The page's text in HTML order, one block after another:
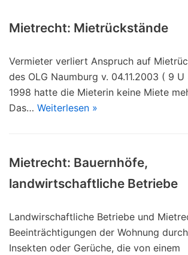
Mietrecht: Mietrückstände
Vermieter verliert Anspruch auf
des OLG Naumburg v. 04.11.2003 ( 9
1998 hatte die Mieterin keine Miete
Das… Weiterlesen »
Mietrecht: Bauernhöfe,
landwirtschaftliche Betriebe
Landwirschaftliche Betriebe und
Beeinträchtigungen der Wohnung
Insekten oder Gerüche, die von einem